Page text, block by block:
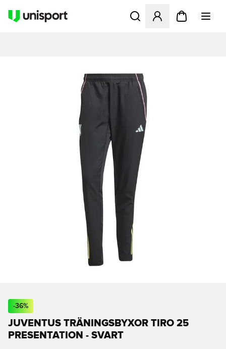
Öppnar en Modal för att
-36%
JUVENTUS TRÄNINGSBYXOR TIRO 25
PRESENTATION - SVART